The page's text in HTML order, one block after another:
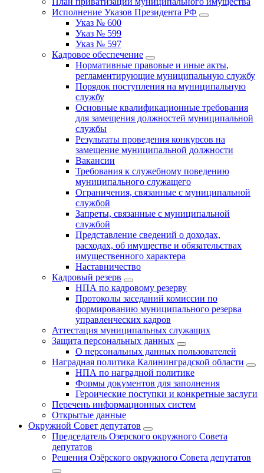
Исполнение Указов Президента РФ
Указ № 600
Указ № 599
Указ № 597
Кадровое обеспечение
Нормативные правовые и иные акты,
регламентирующие муниципальную службу
Порядок поступления на муниципальную
службу
Основные квалификационные требования
для замещения должностей муниципальной
службы
Результаты проведения конкурсов на
замещение муниципальной должности
Вакансии
Требования к служебному поведению
муниципального служащего
Ограничения, связанные с муниципальной
службой
Запреты, связанные с муниципальной
службой
Представление сведений о доходах,
расходах, об имуществе и обязательствах
имущественного характера
Наставничество
Кадровый резерв
НПА по кадровому резерву
Протоколы заседаний комиссии по
формированию муниципального резерва
управленческих кадров
Аттестация муниципальных служащих
Защита персональных данных
О персональных данных пользователей
Наградная политика Калининградской области
НПА по наградной политике
Формы документов для заполнения
Героические поступки и конкретные заслуги
Перечень информационных систем
Открытые данные
Окружной Совет депутатов
Председатель Озерского окружного Совета
депутатов
Решения Озёрского окружного Совета депутатов